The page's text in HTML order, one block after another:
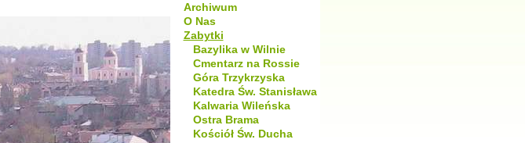
Archiwum
O Nas
Zabytki
Bazylika w Wilnie
Cmentarz na Rossie
Góra Trzykrzyska
Katedra Św. Stanisława
Kalwaria Wileńska
Ostra Brama
Kościół Św. Ducha